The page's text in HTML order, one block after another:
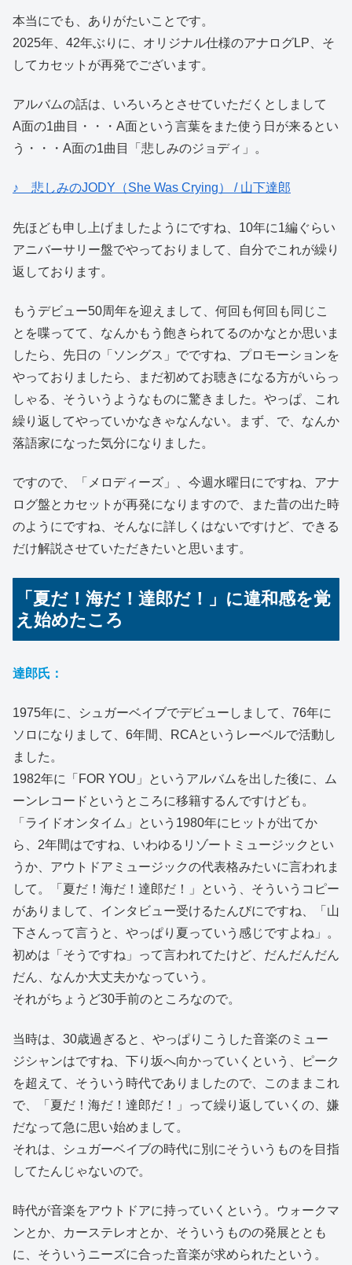
本当にでも、ありがたいことです。
2025年、42年ぶりに、オリジナル仕様のアナログLP、そ
してカセットが再発でございます。
アルバムの話は、いろいろとさせていただくとしまして
A面の1曲目・・・A面という言葉をまた使う日が来るとい
う・・・A面の1曲目「悲しみのジョディ」。
♪ 悲しみのJODY（She Was Crying） / 山下達郎
先ほども申し上げましたようにですね、10年に1編ぐらい
アニバーサリー盤でやっておりまして、自分でこれが繰り
返しております。
もうデビュー50周年を迎えまして、何回も何回も同じこ
とを喋ってて、なんかもう飽きられてるのかなとか思いま
したら、先日の「ソングス」でですね、プロモーションを
やっておりましたら、まだ初めてお聴きになる方がいらっ
しゃる、そういうようなものに驚きました。やっぱ、これ
繰り返してやっていかなきゃなんない。まず、で、なんか
落語家になった気分になりました。
ですので、「メロディーズ」、今週水曜日にですね、アナ
ログ盤とカセットが再発になりますので、また昔の出た時
のようにですね、そんなに詳しくはないですけど、できる
だけ解説させていただきたいと思います。
「夏だ！海だ！達郎だ！」に違和感を覚
え始めたころ
達郎氏：
1975年に、シュガーベイブでデビューしまして、76年に
ソロになりまして、6年間、RCAというレーベルで活動し
ました。
1982年に「FOR YOU」というアルバムを出した後に、ム
ーンレコードというところに移籍するんですけども。
「ライドオンタイム」という1980年にヒットが出てか
ら、2年間はですね、いわゆるリゾートミュージックとい
うか、アウトドアミュージックの代表格みたいに言われま
して。「夏だ！海だ！達郎だ！」という、そういうコピー
がありまして、インタビュー受けるたんびにですね、「山
下さんって言うと、やっぱり夏っていう感じですよね」。
初めは「そうですね」って言われてたけど、だんだんだん
だん、なんか大丈夫かなっていう。
それがちょうど30手前のところなので。
当時は、30歳過ぎると、やっぱりこうした音楽のミュー
ジシャンはですね、下り坂へ向かっていくという、ピーク
を超えて、そういう時代でありましたので、このままこれ
で、「夏だ！海だ！達郎だ！」って繰り返していくの、嫌
だなって急に思い始めまして。
それは、シュガーベイブの時代に別にそういうものを目指
してたんじゃないので。
時代が音楽をアウトドアに持っていくという。ウォークマ
ンとか、カーステレオとか、そういうものの発展ととも
に、そういうニーズに合った音楽が求められたという。